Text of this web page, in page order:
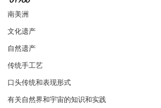
南美洲
文化遗产
自然遗产
传统手工艺
口头传统和表现形式
有关自然界和宇宙的知识和实践